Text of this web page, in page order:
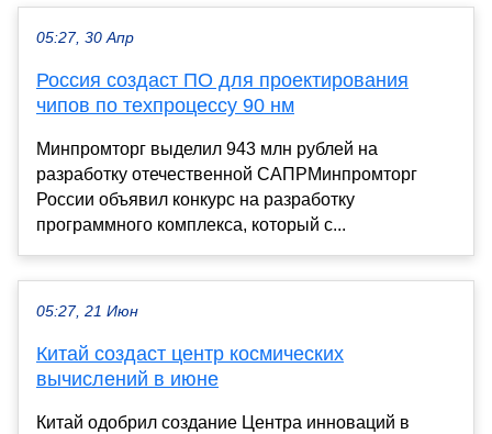
05:27, 30 Апр
Россия создаст ПО для проектирования
чипов по техпроцессу 90 нм
Минпромторг выделил 943 млн рублей на
разработку отечественной САПРМинпромторг
России объявил конкурс на разработку
программного комплекса, который с...
05:27, 21 Июн
Китай создаст центр космических
вычислений в июне
Китай одобрил создание Центра инноваций в